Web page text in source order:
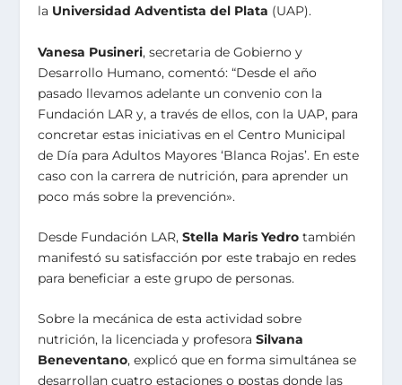
la Universidad Adventista del Plata (UAP).
Vanesa Pusineri, secretaria de Gobierno y
Desarrollo Humano, comentó: “Desde el año
pasado llevamos adelante un convenio con la
Fundación LAR y, a través de ellos, con la UAP, para
concretar estas iniciativas en el Centro Municipal
de Día para Adultos Mayores ‘Blanca Rojas’. En este
caso con la carrera de nutrición, para aprender un
poco más sobre la prevención».
Desde Fundación LAR,Stella Maris Yedro también
manifestó su satisfacción por este trabajo en redes
para beneficiar a este grupo de personas.
Sobre la mecánica de esta actividad sobre
nutrición, la licenciada y profesoraSilvana
Beneventano, explicó que en forma simultánea se
desarrollan cuatro estaciones o postas donde las